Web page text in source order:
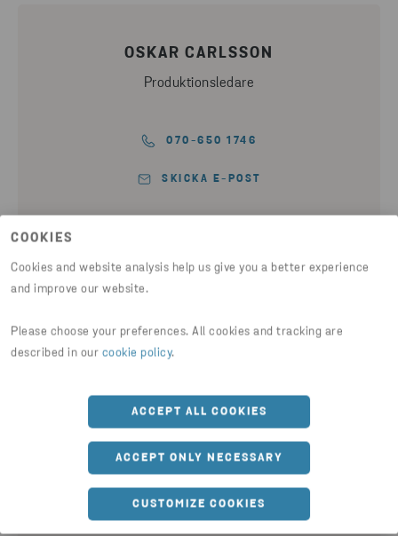
COOKIES
Cookies and website analysis help us give you a better experience
and improve our website.
Please choose your preferences. All cookies and tracking are
described in our cookie policy.
ACCEPT ALL COOKIES
ACCEPT ONLY NECESSARY
CUSTOMIZE COOKIES
OSKAR CARLSSON
Produktionsledare
070-650 1746
SKICKA E-POST
TERESIA JONSSON
SKICKA E-POST
JOHAN RONGE